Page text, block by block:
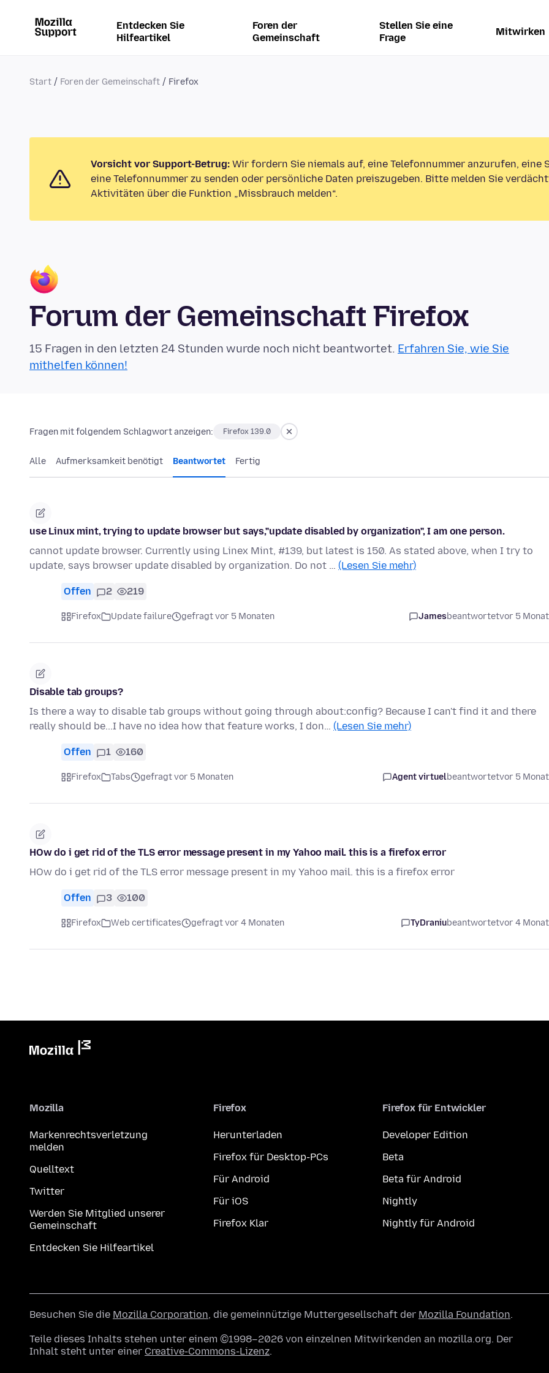
Entdecken Sie
Hilfeartikel
Foren der
Gemeinschaft
Stellen Sie eine
Frage
Mitwirken
Start Foren der Gemeinschaft Firefox
Vorsicht vor Support-Betrug: Wir fordern Sie niemals auf, eine Telefonnummer anzurufen, eine
eine Telefonnummer zu senden oder persönliche Daten preiszugeben. Bitte melden Sie
Aktivitäten über die Funktion „Missbrauch melden“.
Forum der Gemeinschaft Firefox
15 Fragen in den letzten 24 Stunden wurde noch nicht beantwortet. Erfahren Sie, wie Sie
mithelfen können!
Fragen mit folgendem Schlagwort anzeigen: Firefox 139.0
Alle Aufmerksamkeit benötigt Beantwortet Fertig
use Linux mint, trying to update browser but says,"update disabled by organization", I am one person.
cannot update browser. Currently using Linex Mint, #139, but latest is 150. As stated above, when I try to
update, says browser update disabled by organization. Do not … (Lesen Sie mehr)
Offen 2 219
Firefox Update failure gefragt vor 5 Monaten Jamesbeantwortetvor 5
Disable tab groups?
Is there a way to disable tab groups without going through about:config? Because I can't find it and there
really should be...I have no idea how that feature works, I don… (Lesen Sie mehr)
Offen 1 160
Firefox Tabs gefragt vor 5 Monaten Agent virtuelbeantwortetvor 5
HOw do i get rid of the TLS error message present in my Yahoo mail. this is a firefox error
HOw do i get rid of the TLS error message present in my Yahoo mail. this is a firefox error
Offen 3 100
Firefox Web certificates gefragt vor 4 Monaten TyDraniubeantwortetvor 4
Mozilla
Markenrechtsverletzung
melden
Quelltext
Twitter
Werden Sie Mitglied unserer
Gemeinschaft
Entdecken Sie Hilfeartikel
Firefox
Herunterladen
Firefox für Desktop-PCs
Für Android
Für iOS
Firefox Klar
Firefox für Entwickler
Developer Edition
Beta
Beta für Android
Nightly
Nightly für Android
Besuchen Sie die Mozilla Corporation, die gemeinnützige Muttergesellschaft der Mozilla Foundation.
Teile dieses Inhalts stehen unter einem ©1998–2026 von einzelnen Mitwirkenden an mozilla.org. Der
Inhalt steht unter einer Creative-Commons-Lizenz.